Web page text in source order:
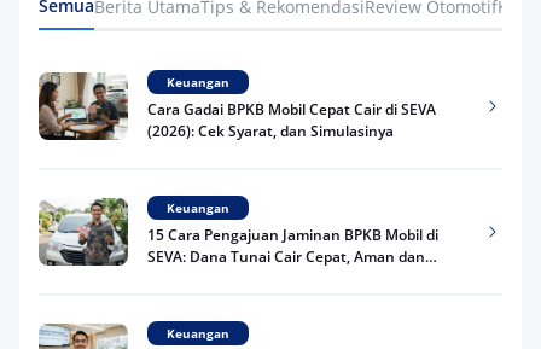
SemuaBerita UtamaTips & RekomendasiReview Otomotif
Keuangan
Cara Gadai BPKB Mobil Cepat Cair di SEVA
(2026): Cek Syarat, dan Simulasinya
Keuangan
15 Cara Pengajuan Jaminan BPKB Mobil di
SEVA: Dana Tunai Cair Cepat, Aman dan
Keuangan